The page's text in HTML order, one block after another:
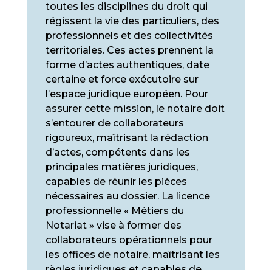
toutes les disciplines du droit qui
régissent la vie des particuliers, des
professionnels et des collectivités
territoriales. Ces actes prennent la
forme d’actes authentiques, date
certaine et force exécutoire sur
l’espace juridique européen. Pour
assurer cette mission, le notaire doit
s’entourer de collaborateurs
rigoureux, maîtrisant la rédaction
d’actes, compétents dans les
principales matières juridiques,
capables de réunir les pièces
nécessaires au dossier. La licence
professionnelle « Métiers du
Notariat » vise à former des
collaborateurs opérationnels pour
les offices de notaire, maîtrisant les